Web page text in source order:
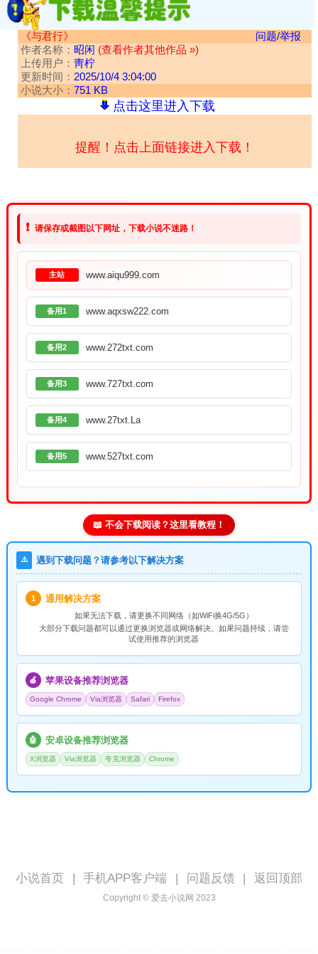
《与君行》
问题/举报
作者名称： 昭闲 (查看作者其他作品 »)
上传用户： 靑柠
更新时间： 2025/10/4 3:04:00
小说大小： 751 KB
点击这里进入下载
提醒！点击上面链接进入下载！
❗ 请保存或截图以下网址，下载小说不迷路！
主站 www.aiqu999.com
备用1 www.aqxsw222.com
备用2 www.272txt.com
备用3 www.727txt.com
备用4 www.27txt.La
备用5 www.527txt.com
📖 不会下载阅读？这里看教程！
⚠️ 遇到下载问题？请参考以下解决方案
1 通用解决方案
如果无法下载，请更换不同网络（如WiFi换4G/5G）
大部分下载问题都可以通过更换浏览器或网络解决。如果问题持续，请尝
试使用推荐的浏览器
🍎 苹果设备推荐浏览器
Google Chrome Via浏览器 Safari Firefox
🤖 安卓设备推荐浏览器
X浏览器 Via浏览器 夸克浏览器 Chrome
小说首页 手机APP客户端 问题反馈 返回顶部
Copyright © 爱去小说网 2023